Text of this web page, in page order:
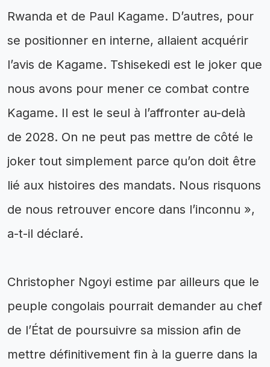
Rwanda et de Paul Kagame. D’autres, pour
se positionner en interne, allaient acquérir
l’avis de Kagame. Tshisekedi est le joker que
nous avons pour mener ce combat contre
Kagame. Il est le seul à l’affronter au-delà
de 2028. On ne peut pas mettre de côté le
joker tout simplement parce qu’on doit être
lié aux histoires des mandats. Nous risquons
de nous retrouver encore dans l’inconnu »,
a-t-il déclaré.
‎Christopher Ngoyi estime par ailleurs que le
peuple congolais pourrait demander au chef
de l’État de poursuivre sa mission afin de
mettre définitivement fin à la guerre dans la